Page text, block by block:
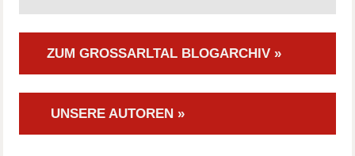
ZUM GROSSARLTAL BLOGARCHIV »
UNSERE AUTOREN »